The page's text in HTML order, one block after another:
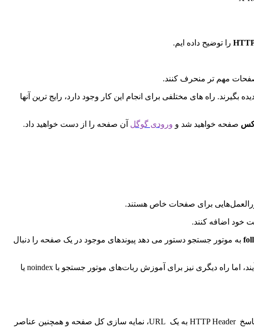
را توضیح داده ایم.
صفحات مهم تر منحرف کنند.
راه های مختلفی برای انجام این کار وجود دارد، رایج ترین آنها
صفحه خواهید شد و ورودی گوگل آن صفحه را از دست خواهید داد.
برای صفحات خاص هستند.
به موتور جستجو دستور می دهد پیوندهای موجود در یک صفحه را دنبال
هر دو برچسب robots.txt و meta robots ابزارهای مفیدی برای کنترل بهتر ربات های خزنده گوگل برای صفحه و سایت به حساب می آیند، اما راه دیگری نیز برای آموزش ربات‌های موتور جستجو با noindex یا
X-Robots-Tag راه دیگری برای کنترل نحوه خزیدن و نمایه شدن صفحات وب شما توسط ربات‌های کراول است. به عنوان بخشی از پاسخ HTTP Header به یک URL، نمایه سازی کل صفحه و همچنین عناصر